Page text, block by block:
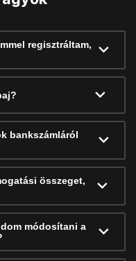
regisztráltam,
bankszámláról
összeget,
módosítani a